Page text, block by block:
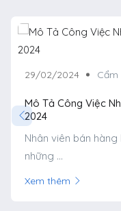
29/02/2024
Mô Tả Công Việc
2024
Nhân viên bán
những ...
Xem thêm